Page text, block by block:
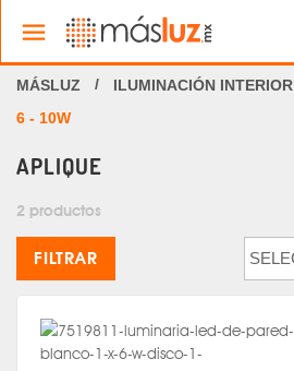
ILUMINACIÓN INTERIOR
6 - 10W
APLIQUE
2 productos
FILTRAR